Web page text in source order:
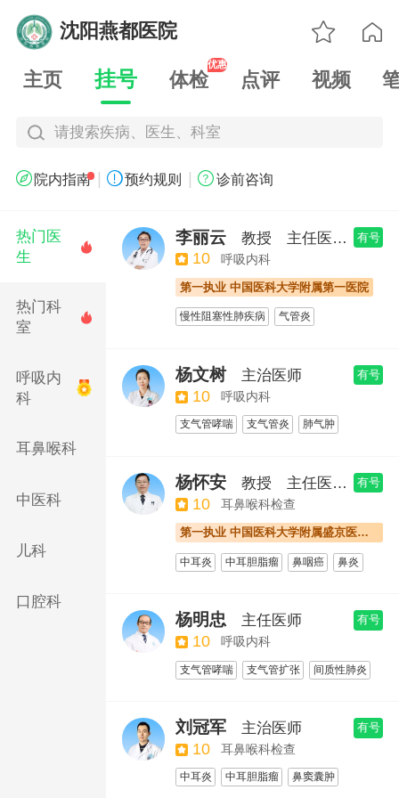
沈阳燕都医院  
主页 挂号 体检
优惠
点评 视频
请搜索疾病、医生、科室
 院内指南 预约规则 诊前咨询
热门医
生

热门科
室

呼吸内
科
耳鼻喉科
中医科
儿科
口腔科
李丽云 教授 主任医师 有号
10 呼吸内科
第一执业 中国医科大学附属第一医院
慢性阻塞性肺疾病
气管炎
杨文树 主治医师 有号
10 呼吸内科
支气管哮喘 支气管炎
肺气肿
杨怀安 教授 主任医师 有号
10 耳鼻喉科检查
第一执业 中国医科大学附属盛京医院（南湖院区）
中耳炎 中耳胆脂瘤 鼻咽癌
鼻炎
杨明忠 主任医师 有号
10 呼吸内科
支气管哮喘 支气管扩张
间质性肺炎
刘冠军 主治医师 有号
10 耳鼻喉科检查
中耳炎 中耳胆脂瘤
鼻窦囊肿